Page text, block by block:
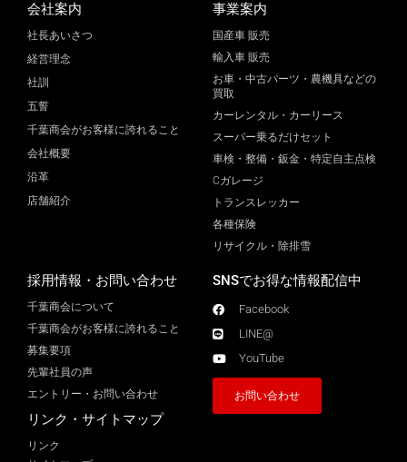
会社案内
社長あいさつ
経営理念
社訓
五誓
千葉商会がお客様に誇れること
会社概要
沿革
店舗紹介
事業案内
国産車 販売
輸入車 販売
お車・中古パーツ・農機具などの
買取
カーレンタル・カーリース
スーパー乗るだけセット
車検・整備・鈑金・特定自主点検
Cガレージ
トランスレッカー
各種保険
リサイクル・除排雪
採用情報・お問い合わせ
千葉商会について
千葉商会がお客様に誇れること​
募集要項
先輩社員の声
エントリー・お問い合わせ
リンク・サイトマップ
リンク
SNSでお得な情報配信中
Facebook
LINE@
YouTube
お問い合わせ